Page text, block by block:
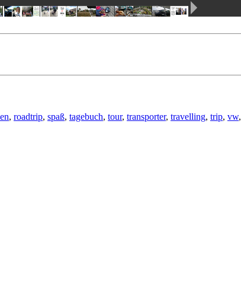
, roadtrip, spaß, tagebuch, tour, transporter, travelling, trip, vw,